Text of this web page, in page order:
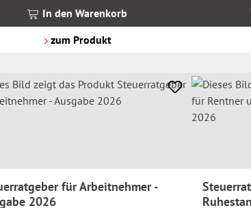
In den Warenkorb
zum Produkt
für Arbeitnehmer -
2026